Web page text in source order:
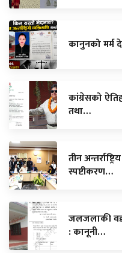
कानुनको मर्म
कांग्रेसको
तथा…
तीन
स्पष्टीकरण…
जलजलाकी
: कानूनी…